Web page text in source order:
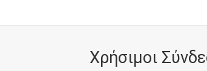
Χρήσιμοι